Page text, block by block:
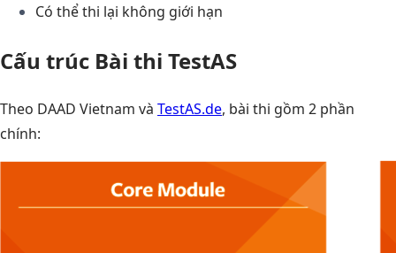
Có thể thi lại không giới hạn
Cấu trúc Bài thi TestAS
Theo DAAD Vietnam và TestAS.de, bài thi gồm 2 phần
chính: